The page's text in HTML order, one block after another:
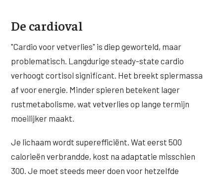
De cardioval
"Cardio voor vetverlies" is diep geworteld, maar
problematisch. Langdurige steady-state cardio
verhoogt cortisol significant. Het breekt spiermassa
af voor energie. Minder spieren betekent lager
rustmetabolisme, wat vetverlies op lange termijn
moeilijker maakt.
Je lichaam wordt superefficiënt. Wat eerst 500
calorieën verbrandde, kost na adaptatie misschien
300. Je moet steeds meer doen voor hetzelfde